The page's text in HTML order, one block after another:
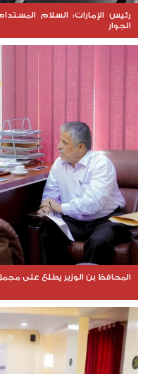
رئيس الإمارات: السلام
الجوار
المحافظ بن الوزير يطلع على